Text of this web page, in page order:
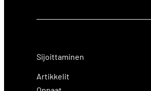
Sijoittaminen
Artikkelit